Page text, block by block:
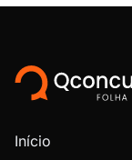
Início